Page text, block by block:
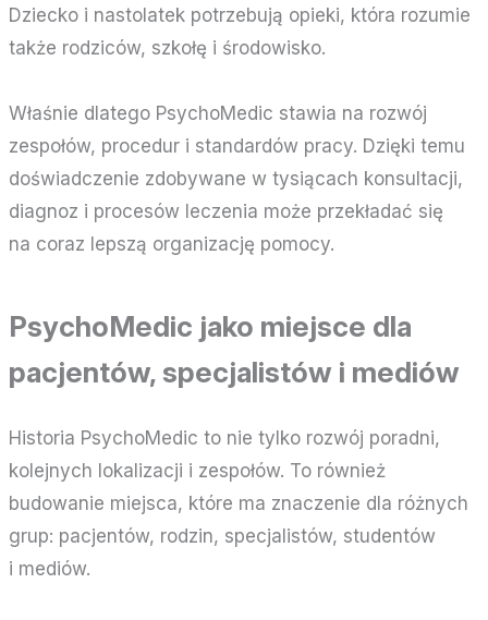
Dziecko i nastolatek potrzebują opieki, która rozumie
także rodziców, szkołę i środowisko.
Właśnie dlatego PsychoMedic stawia na rozwój
zespołów, procedur i standardów pracy. Dzięki temu
doświadczenie zdobywane w tysiącach konsultacji,
diagnoz i procesów leczenia może przekładać się
na coraz lepszą organizację pomocy.
PsychoMedic jako miejsce dla
pacjentów, specjalistów i mediów
Historia PsychoMedic to nie tylko rozwój poradni,
kolejnych lokalizacji i zespołów. To również
budowanie miejsca, które ma znaczenie dla różnych
grup: pacjentów, rodzin, specjalistów, studentów
i mediów.